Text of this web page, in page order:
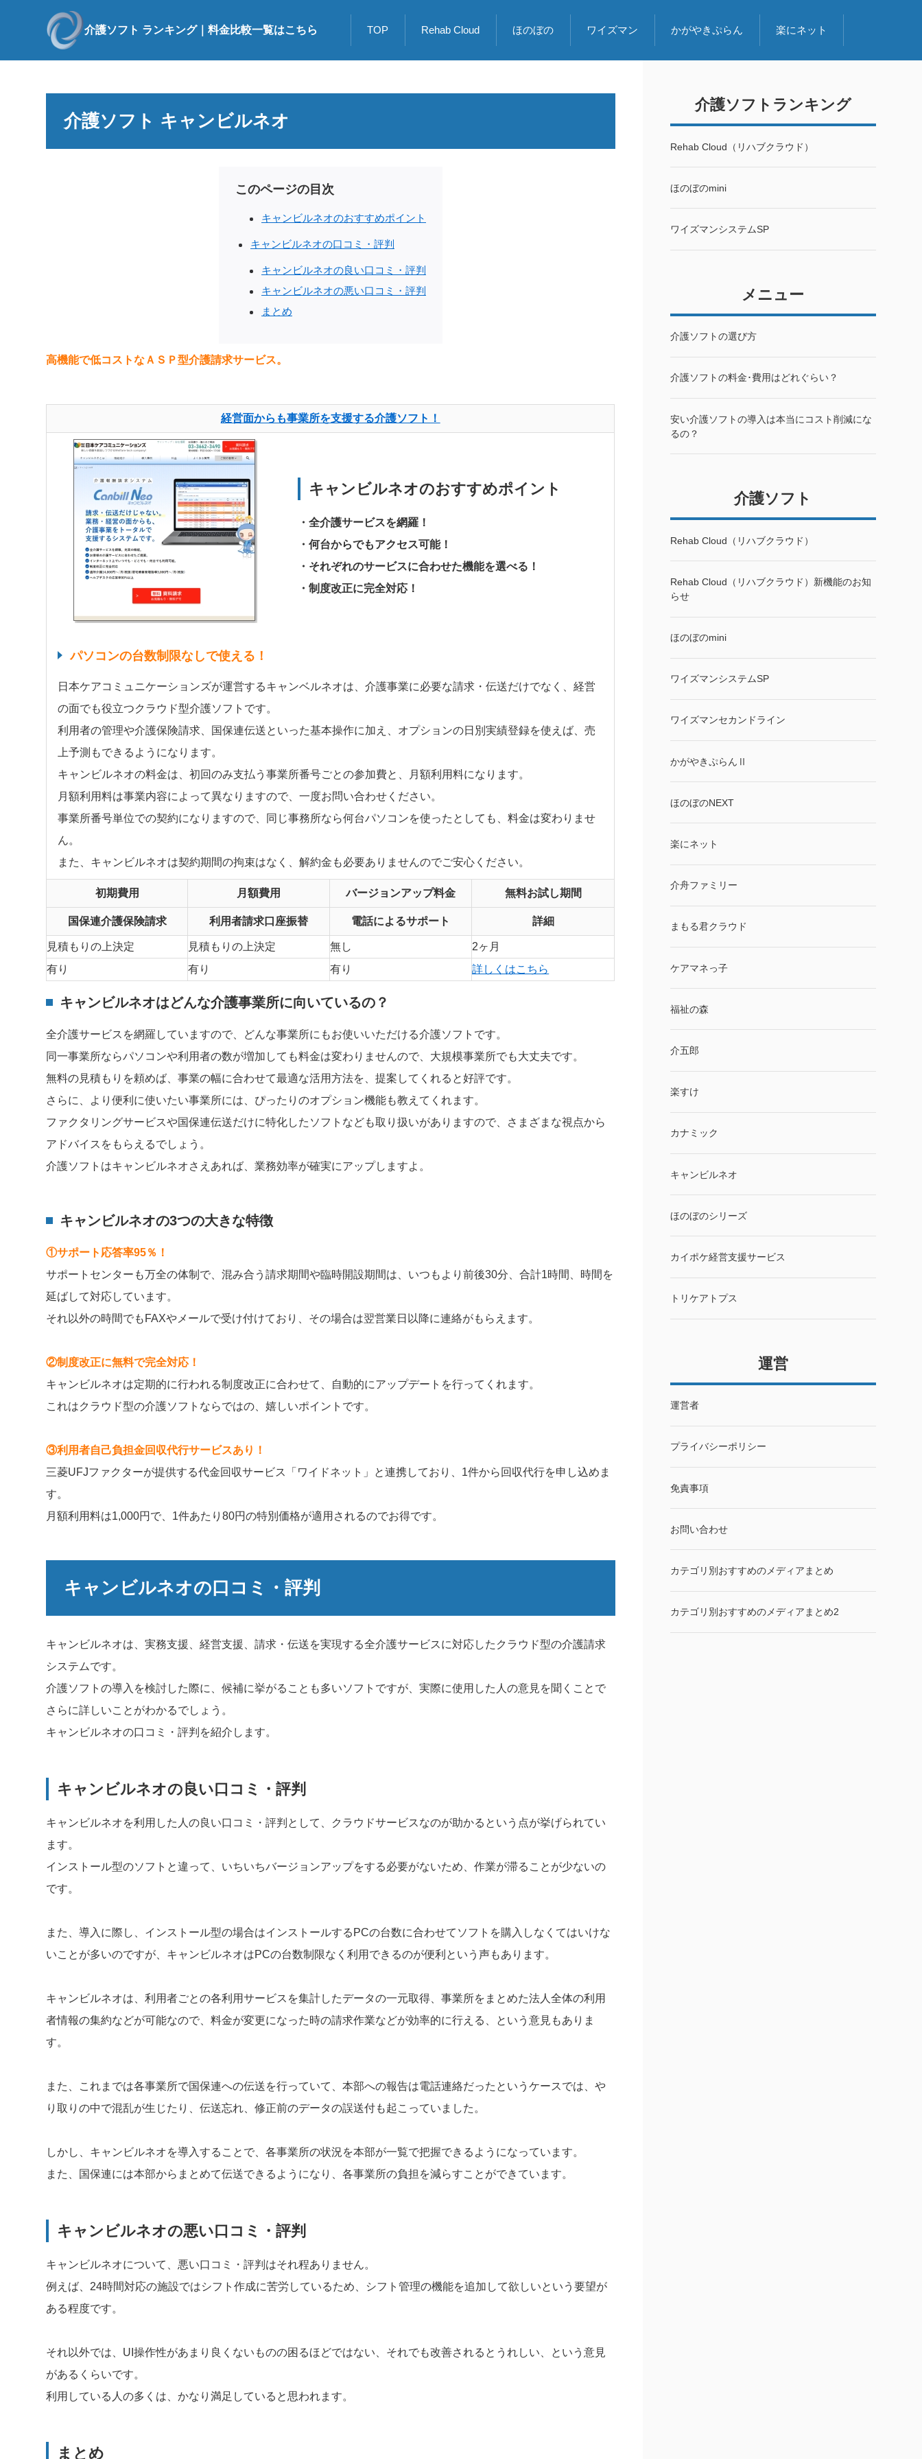
介護ソフト ランキング｜料金比較一覧はこちら TOP Rehab Cloud ほのぼの ワイズマン かがやきぷらん 楽にネット
介護ソフト キャンビルネオ
このページの目次
キャンビルネオのおすすめポイント
キャンビルネオの口コミ・評判
キャンビルネオの良い口コミ・評判
キャンビルネオの悪い口コミ・評判
まとめ
高機能で低コストなＡＳＰ型介護請求サービス。
経営面からも事業所を支援する介護ソフト！
キャンビルネオのおすすめポイント
・全介護サービスを網羅！
・何台からでもアクセス可能！
・それぞれのサービスに合わせた機能を選べる！
・制度改正に完全対応！
パソコンの台数制限なしで使える！
日本ケアコミュニケーションズが運営するキャンベルネオは、介護事業に必要な請求・伝送だけでなく、経営
の面でも役立つクラウド型介護ソフトです。
利用者の管理や介護保険請求、国保連伝送といった基本操作に加え、オプションの日別実績登録を使えば、売
上予測もできるようになります。
キャンビルネオの料金は、初回のみ支払う事業所番号ごとの参加費と、月額利用料になります。
月額利用料は事業内容によって異なりますので、一度お問い合わせください。
事業所番号単位での契約になりますので、同じ事務所なら何台パソコンを使ったとしても、料金は変わりませ
ん。
また、キャンビルネオは契約期間の拘束はなく、解約金も必要ありませんのでご安心ください。
初期費用 月額費用 バージョンアップ料金 無料お試し期間
国保連介護保険請求 利用者請求口座振替 電話によるサポート 詳細
見積もりの上決定 見積もりの上決定 無し
2ヶ月
有り
有り 有り 詳しくはこちら
キャンビルネオはどんな介護事業所に向いているの？
全介護サービスを網羅していますので、どんな事業所にもお使いいただける介護ソフトです。
同一事業所ならパソコンや利用者の数が増加しても料金は変わりませんので、大規模事業所でも大丈夫です。
無料の見積もりを頼めば、事業の幅に合わせて最適な活用方法を、提案してくれると好評です。
さらに、より便利に使いたい事業所には、ぴったりのオプション機能も教えてくれます。
ファクタリングサービスや国保連伝送だけに特化したソフトなども取り扱いがありますので、さまざまな視点から
アドバイスをもらえるでしょう。
介護ソフトはキャンビルネオさえあれば、業務効率が確実にアップしますよ。
キャンビルネオの3つの大きな特徴
①サポート応答率95％！
サポートセンターも万全の体制で、混み合う請求期間や臨時開設期間は、いつもより前後30分、合計1時間、時間を
延ばして対応しています。
それ以外の時間でもFAXやメールで受け付けており、その場合は翌営業日以降に連絡がもらえます。
②制度改正に無料で完全対応！
キャンビルネオは定期的に行われる制度改正に合わせて、自動的にアップデートを行ってくれます。
これはクラウド型の介護ソフトならではの、嬉しいポイントです。
③利用者自己負担金回収代行サービスあり！
三菱UFJファクターが提供する代金回収サービス「ワイドネット」と連携しており、1件から回収代行を申し込めま
す。
月額利用料は1,000円で、1件あたり80円の特別価格が適用されるのでお得です。
キャンビルネオの口コミ・評判
キャンビルネオは、実務支援、経営支援、請求・伝送を実現する全介護サービスに対応したクラウド型の介護請求
システムです。
介護ソフトの導入を検討した際に、候補に挙がることも多いソフトですが、実際に使用した人の意見を聞くことで
さらに詳しいことがわかるでしょう。
キャンビルネオの口コミ・評判を紹介します。
キャンビルネオの良い口コミ・評判
キャンビルネオを利用した人の良い口コミ・評判として、クラウドサービスなのが助かるという点が挙げられてい
ます。
インストール型のソフトと違って、いちいちバージョンアップをする必要がないため、作業が滞ることが少ないの
です。
また、導入に際し、インストール型の場合はインストールするPCの台数に合わせてソフトを購入しなくてはいけな
いことが多いのですが、キャンビルネオはPCの台数制限なく利用できるのが便利という声もあります。
キャンビルネオは、利用者ごとの各利用サービスを集計したデータの一元取得、事業所をまとめた法人全体の利用
者情報の集約などが可能なので、料金が変更になった時の請求作業などが効率的に行える、という意見もありま
す。
また、これまでは各事業所で国保連への伝送を行っていて、本部への報告は電話連絡だったというケースでは、や
り取りの中で混乱が生じたり、伝送忘れ、修正前のデータの誤送付も起こっていました。
しかし、キャンビルネオを導入することで、各事業所の状況を本部が一覧で把握できるようになっています。
また、国保連には本部からまとめて伝送できるようになり、各事業所の負担を減らすことができています。
キャンビルネオの悪い口コミ・評判
キャンビルネオについて、悪い口コミ・評判はそれ程ありません。
例えば、24時間対応の施設ではシフト作成に苦労しているため、シフト管理の機能を追加して欲しいという要望が
ある程度です。
それ以外では、UI操作性があまり良くないものの困るほどではない、それでも改善されるとうれしい、という意見
があるくらいです。
利用している人の多くは、かなり満足していると思われます。
まとめ
介護ソフトランキング
Rehab Cloud（リハブクラウド）
ほのぼのmini
ワイズマンシステムSP
メニュー
介護ソフトの選び方
介護ソフトの料金･費用はどれぐらい？
安い介護ソフトの導入は本当にコスト削減にな
るの？
介護ソフト
Rehab Cloud（リハブクラウド）
Rehab Cloud（リハブクラウド）新機能のお知
らせ
ほのぼのmini
ワイズマンシステムSP
ワイズマンセカンドライン
かがやきぷらんⅡ
ほのぼのNEXT
楽にネット
介舟ファミリー
まもる君クラウド
ケアマネっ子
福祉の森
介五郎
楽すけ
カナミック
キャンビルネオ
ほのぼのシリーズ
カイポケ経営支援サービス
トリケアトプス
運営
運営者
プライバシーポリシー
免責事項
お問い合わせ
カテゴリ別おすすめのメディアまとめ
カテゴリ別おすすめのメディアまとめ2